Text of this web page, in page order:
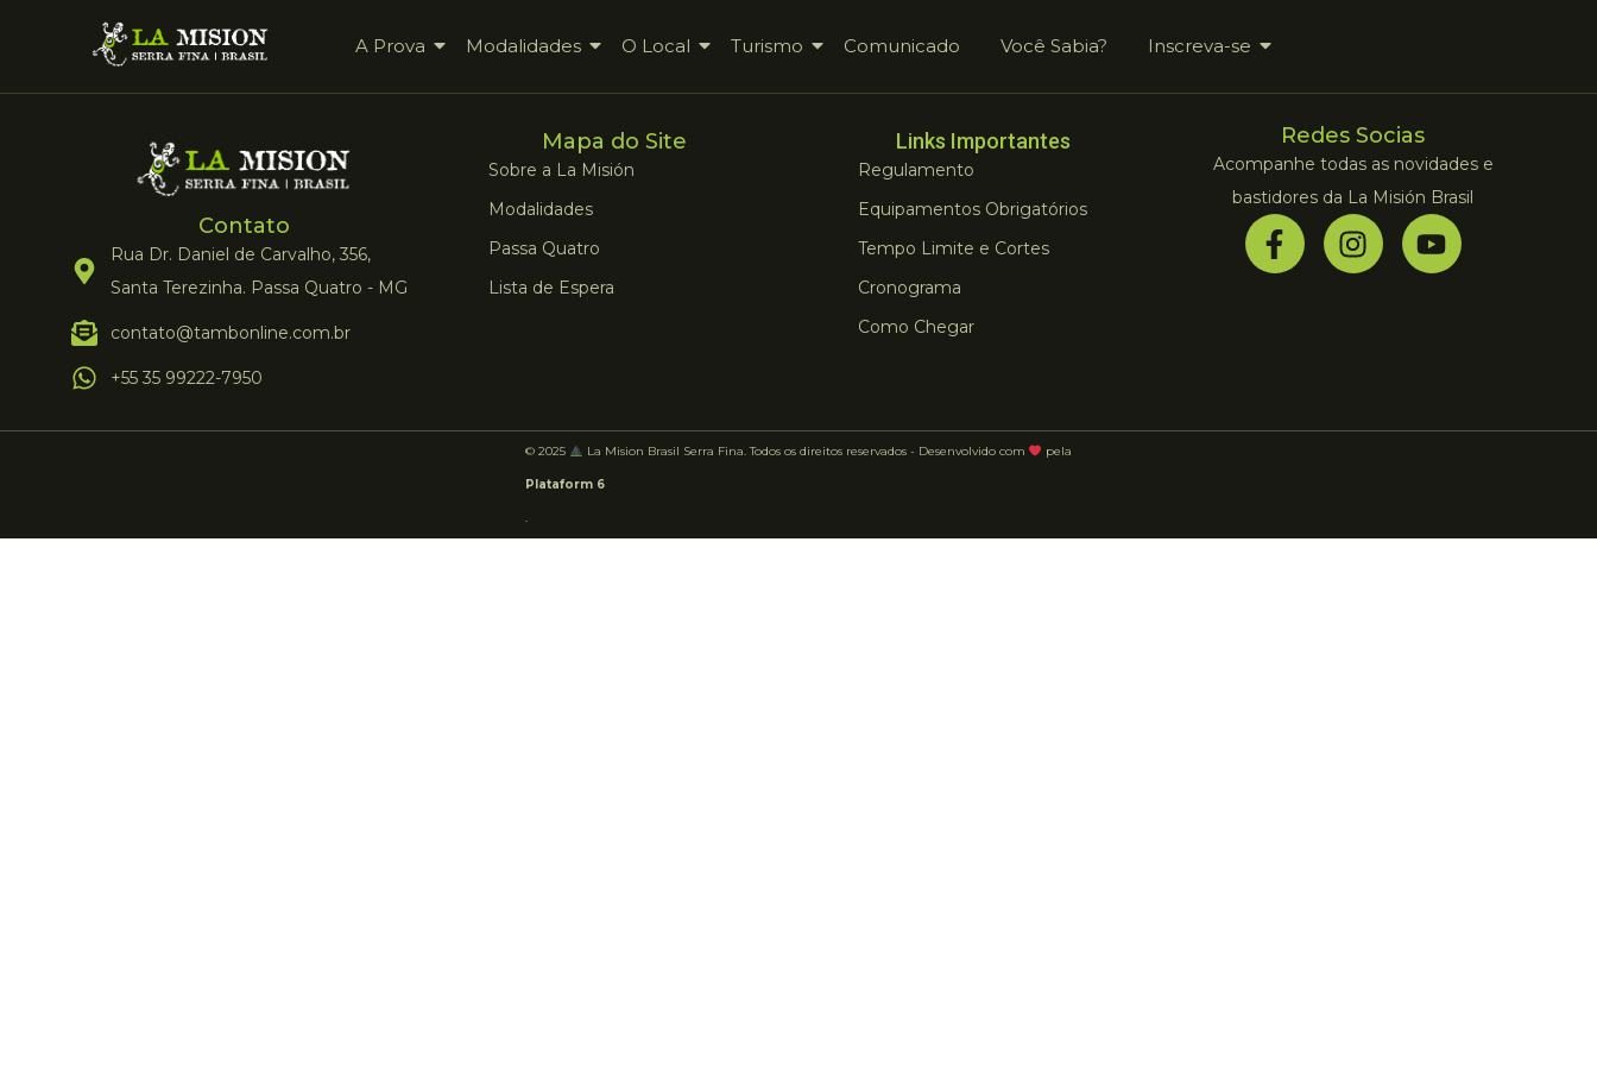
A Prova Modalidades O Local Turismo Comunicado Você Sabia? Inscreva-se
Contato
Rua Dr. Daniel de Carvalho, 356,
Santa Terezinha. Passa Quatro - MG
contato@tambonline.com.br
+55 35 99222-7950
Mapa do Site
Sobre a La Misión
Modalidades
Passa Quatro
Lista de Espera
Links Importantes
Regulamento
Equipamentos Obrigatórios
Tempo Limite e Cortes
Cronograma
Como Chegar
Redes Socias
Acompanhe todas as novidades e
bastidores da La Misión Brasil
© 2025 La Mision Brasil Serra Fina. Todos os direitos reservados - Desenvolvido com pela
Plataform 6
.